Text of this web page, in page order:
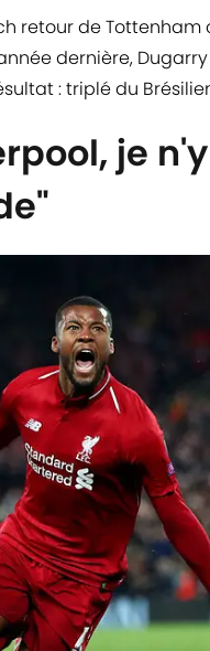
retour de Tottenham
dernière,
: triplé du
je